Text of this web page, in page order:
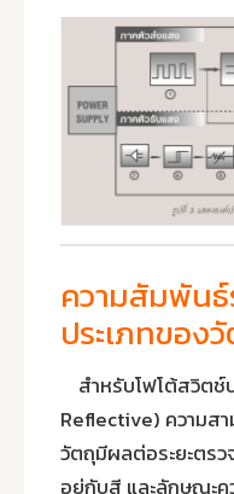
ความสัมพันธ์
ประเภทของ
สำหรับโฟโต้สวิตช์
Reflective) ความส
วัตถุมีผลต่อระยะตร
อยู่กับสี และลักษณะค